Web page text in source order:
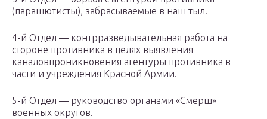
(парашютисты), забрасываемые в наш тыл.
4-й Отдел — контрразведывательная работа на
стороне противника в целях выявления
каналовпроникновения агентуры противника в
части и учреждения Красной Армии.
5-й Отдел — руководство органами «Смерш»
военных округов.